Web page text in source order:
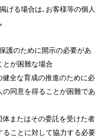
げる場合は､お客様等の個人
護のために開示の必要があ
とが困難な場合
全な育成の推進のために必
同意を得ることが困難であ
またはその委託を受けた者
ことに対して協力する必要